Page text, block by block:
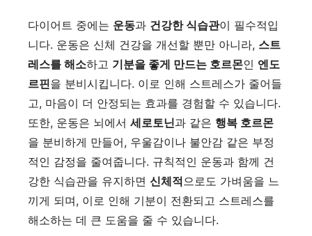
다이어트 중에는 운동과 건강한 식습관이 필수적입
니다. 운동은 신체 건강을 개선할 뿐만 아니라, 스트
레스를 해소하고 기분을 좋게 만드는 호르몬인 엔도
르핀을 분비시킵니다. 이로 인해 스트레스가 줄어들
고, 마음이 더 안정되는 효과를 경험할 수 있습니다.
또한, 운동은 뇌에서 세로토닌과 같은 행복 호르몬
을 분비하게 만들어, 우울감이나 불안감 같은 부정
적인 감정을 줄여줍니다. 규칙적인 운동과 함께 건
강한 식습관을 유지하면 신체적으로도 가벼움을 느
끼게 되며, 이로 인해 기분이 전환되고 스트레스를
해소하는 데 큰 도움을 줄 수 있습니다.